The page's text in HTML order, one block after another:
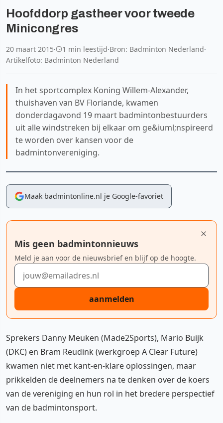
Hoofddorp gastheer voor tweede
Minicongres
20 maart 2015· 1 min leestijd·Bron: Badminton Nederland·
Artikelfoto: Badminton Nederland
In het sportcomplex Koning Willem-Alexander,
thuishaven van BV Floriande, kwamen
donderdagavond 19 maart badmintonbestuurders
uit alle windstreken bij elkaar om ge&iuml;nspireerd
te worden over kansen voor de
badmintonvereniging.
Maak badmintonline.nl je Google-favoriet
Mis geen badmintonnieuws
Meld je aan voor de nieuwsbrief en blijf op de hoogte.
E-mailadres
aanmelden
Sprekers Danny Meuken (Made2Sports), Mario Buijk
(DKC) en Bram Reudink (werkgroep A Clear Future)
kwamen niet met kant-en-klare oplossingen, maar
prikkelden de deelnemers na te denken over de koers
van de vereniging en hun rol in het bredere perspectief
van de badmintonsport.